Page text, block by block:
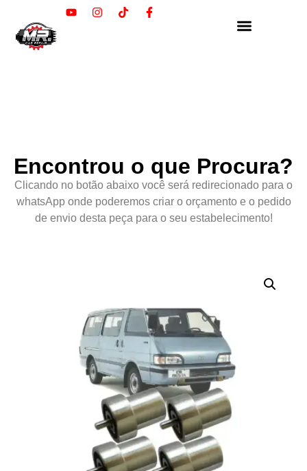
Encontrou o que Procura?
Clicando no botão abaixo você será redirecionado para o
whatsApp onde poderemos criar o orçamento e o pedido
de envio desta peça para o seu estabelecimento!